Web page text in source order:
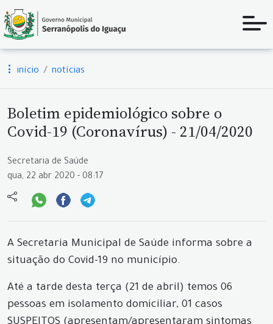
início notícias
Boletim epidemiológico sobre o
Covid-19 (Coronavírus) - 21/04/2020
Secretaria de Saúde
qua, 22 abr 2020 - 08:17
A Secretaria Municipal de Saúde informa sobre a
situação do Covid-19 no município.
Até a tarde desta terça (21 de abril) temos 06
pessoas em isolamento domiciliar, 01 casos